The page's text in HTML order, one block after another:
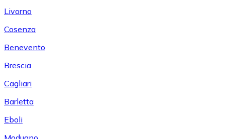
Livorno
Cosenza
Benevento
Brescia
Cagliari
Barletta
Eboli